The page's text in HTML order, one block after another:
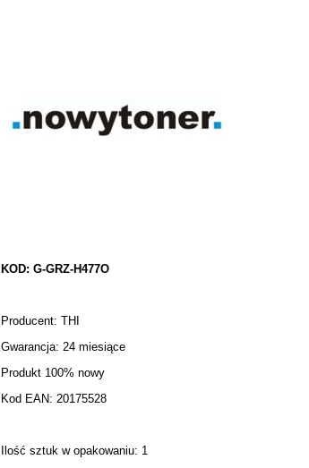
KOD: G-GRZ-H477O
Producent: THI
Gwarancja: 24 miesiące
Produkt 100% nowy
Kod EAN: 20175528
Ilość sztuk w opakowaniu: 1